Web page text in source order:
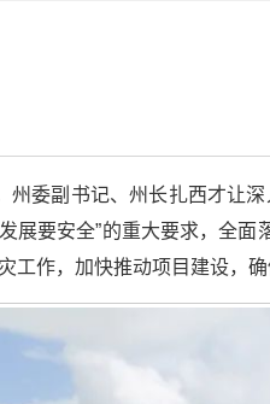
州委副书记、州长扎西才让
展要安全”的重大要求，全
工作，加快推动项目建设，